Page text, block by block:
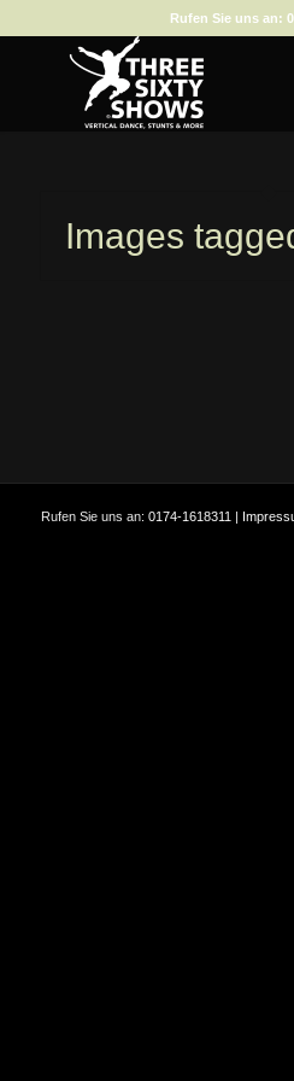
Rufen Sie uns an:
Images
Rufen Sie uns an: 0174-1618311 |